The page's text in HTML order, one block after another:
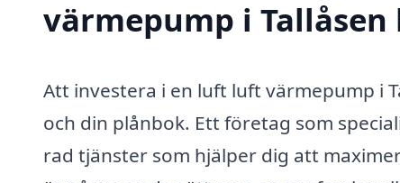
värmepump i
Att investera i en luft luft värmepump i
och din plånbok. Ett företag som
rad tjänster som hjälper dig att